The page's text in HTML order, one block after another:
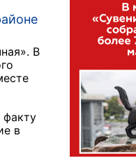
В
факту
в